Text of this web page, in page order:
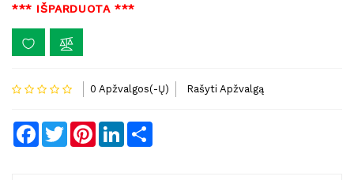
*** IŠPARDUOTA ***
0 Apžvalgos(-Ų) Rašyti Apžvalgą
Facebook
TwitterPinterestLinkedIn